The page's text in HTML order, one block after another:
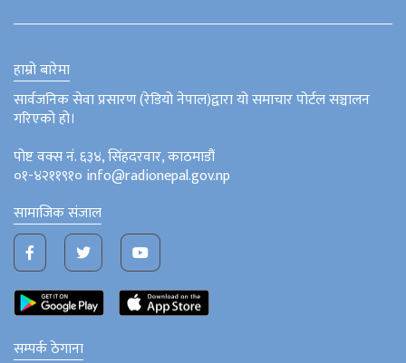
हाम्रो बारेमा
सार्वजनिक सेवा प्रसारण (रेडियो नेपाल)द्वारा यो समाचार पोर्टल सञ्चालन
गरिएको हो।
पोष्ट वक्स नं. ६३४, सिंहदरवार, काठमाडौं
०१-४२११९१० info@radionepal.gov.np
सामाजिक संजाल
सम्पर्क ठेगाना